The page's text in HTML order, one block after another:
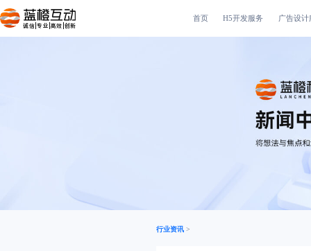
诚信|专业|高效|创新
首页 H5开发服务 广告设计
行业资讯 >